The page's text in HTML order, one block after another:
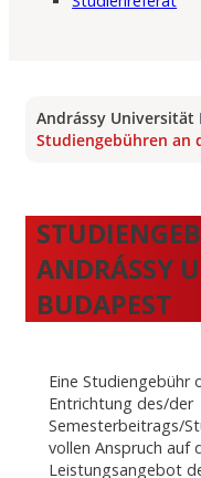
Andrássy Universität
Studiengebühren an
ANDRÁSSY
BUDAPEST
Eine Studiengebühr
Entrichtung des/der
Semesterbeitrags/
vollen Anspruch auf
Leistungsangebot